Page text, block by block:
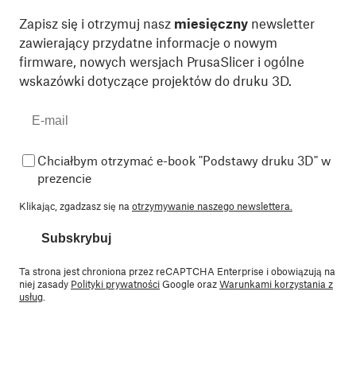
Zapisz się i otrzymuj nasz miesięczny newsletter
zawierający przydatne informacje o nowym
firmware, nowych wersjach PrusaSlicer i ogólne
wskazówki dotyczące projektów do druku 3D.
Chciałbym otrzymać e-book "Podstawy druku 3D" w
prezencie
Klikając, zgadzasz się naotrzymywanie naszego newslettera.
Subskrybuj
Ta strona jest chroniona przez reCAPTCHA Enterprise i obowiązują na
niej zasady Polityki prywatnościGoogle orazWarunkami korzystania z
usług.